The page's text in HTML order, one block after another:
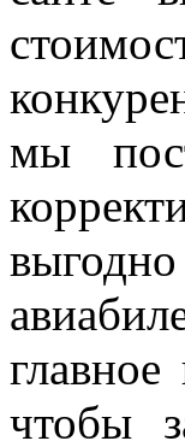
мы
чтобы